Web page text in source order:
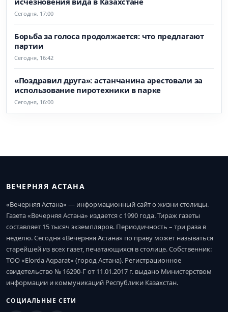
Сегодня, 17:00
Борьба за голоса продолжается: что предлагают
партии
Сегодня, 16:42
«Поздравил друга»: астанчанина арестовали за
использование пиротехники в парке
Сегодня, 16:00
ВЕЧЕРНЯЯ АСТАНА
«Вечерняя Астана» — информационный сайт о жизни столицы.
Газета «Вечерняя Астана» издается с 1990 года. Тираж газеты
составляет 15 тысяч экземпляров. Периодичность – три раза в
неделю. Сегодня «Вечерняя Астана» по праву может называться
старейшей из всех газет, печатающихся в столице. Собственник:
ТОО «Elorda Aqparat» (город Астана). Регистрационное
свидетельство № 16290-Г от 11.01.2017 г. выдано Министерством
информации и коммуникаций Республики Казахстан.
СОЦИАЛЬНЫЕ СЕТИ